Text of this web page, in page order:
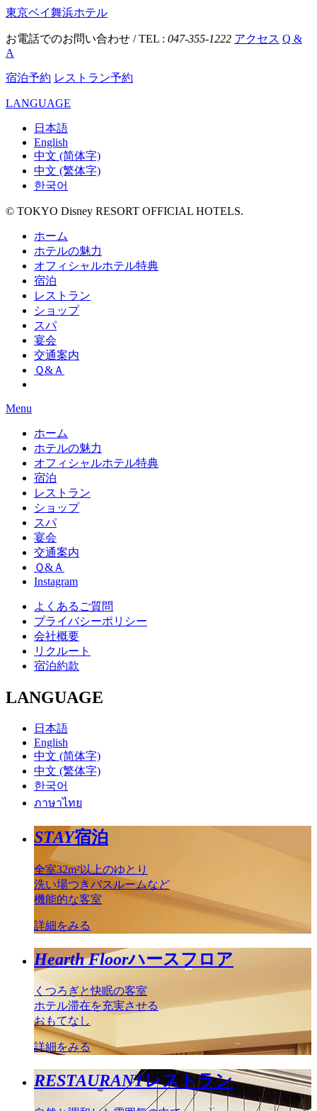
東京ベイ舞浜ホテル
お電話でのお問い合わせ / TEL : 047-355-1222 アクセス Q &
A
宿泊予約 レストラン予約
LANGUAGE
日本語
English
中文 (简体字)
中文 (繁体字)
한국어
© TOKYO Disney RESORT OFFICIAL HOTELS.
ホーム
ホテルの魅力
オフィシャルホテル特典
宿泊
レストラン
ショップ
スパ
宴会
交通案内
Ｑ&Ａ
Menu
ホーム
ホテルの魅力
オフィシャルホテル特典
宿泊
レストラン
ショップ
スパ
宴会
交通案内
Ｑ&Ａ
Instagram
よくあるご質問
プライバシーポリシー
会社概要
リクルート
宿泊約款
LANGUAGE
日本語
English
中文 (简体字)
中文 (繁体字)
한국어
ภาษาไทย
STAY宿泊
全室32m²以上のゆとり
洗い場つきバスルームなど
機能的な客室
詳細をみる
Hearth Floorハースフロア
くつろぎと快眠の客室
ホテル滞在を充実させる
おもてなし
詳細をみる
RESTAURANTレストラン